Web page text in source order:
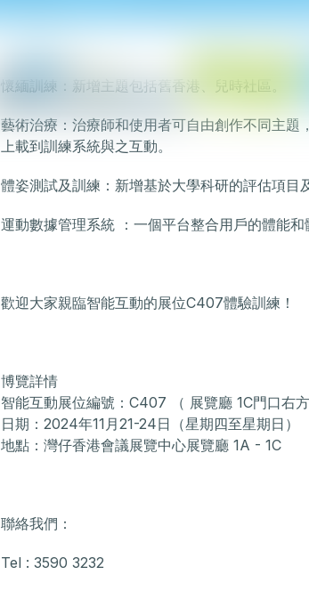
懷緬訓練：新增主題包括舊香港、兒時社區。
藝術治療：治療師和使用者可自由創作不同主
上載到訓練系統與之互動。
體姿測試及訓練：新增基於大學科研的評估項目
運動數據管理系統 ：一個平台整合用戶的體能
歡迎大家親臨智能互動的展位C407體驗訓練！
博覽詳情
智能互動展位編號：C407 （ 展覽廳 1C門口右方
日期：2024年11月21-24日（星期四至星期日）
地點：灣仔香港會議展覽中心展覽廳 1A - 1C
聯絡我們：
Tel : 3590 3232